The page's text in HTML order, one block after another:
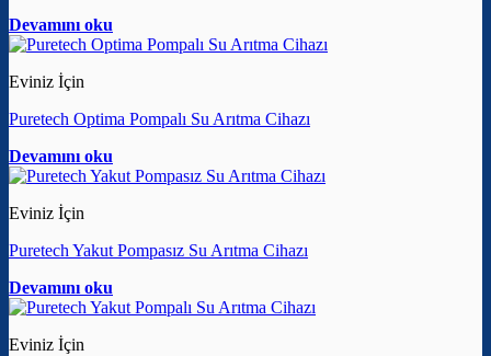
Devamını oku
Eviniz İçin
Puretech Optima Pompalı Su Arıtma Cihazı
Devamını oku
Eviniz İçin
Puretech Yakut Pompasız Su Arıtma Cihazı
Devamını oku
Eviniz İçin